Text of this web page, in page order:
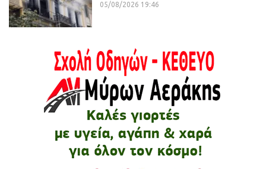
05/08/2026 19:46